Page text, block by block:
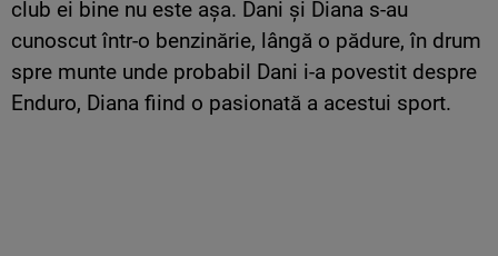
club ei bine nu este așa. Dani și Diana s-au
cunoscut într-o benzinărie, lângă o pădure, în drum
spre munte unde probabil Dani i-a povestit despre
Enduro, Diana fiind o pasionată a acestui sport.